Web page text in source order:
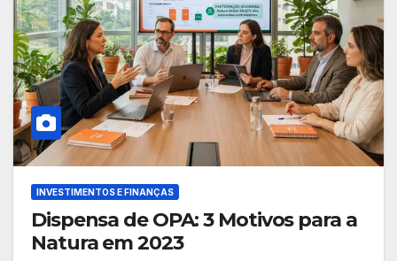
INVESTIMENTOS E FINANÇAS
Dispensa de OPA: 3 Motivos para a
Natura em 2023